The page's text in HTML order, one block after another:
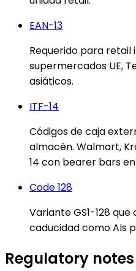
EAN-13
Requerido para
supermercados UE,
asiáticos.
ITF-14
Códigos de caja
almacén. Walmart,
14 con bearer bars
Code 128
Variante GS1-128
caducidad como AIs
Regulatory notes